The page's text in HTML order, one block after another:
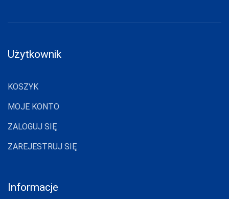
Użytkownik
KOSZYK
MOJE KONTO
ZALOGUJ SIĘ
ZAREJESTRUJ SIĘ
Informacje